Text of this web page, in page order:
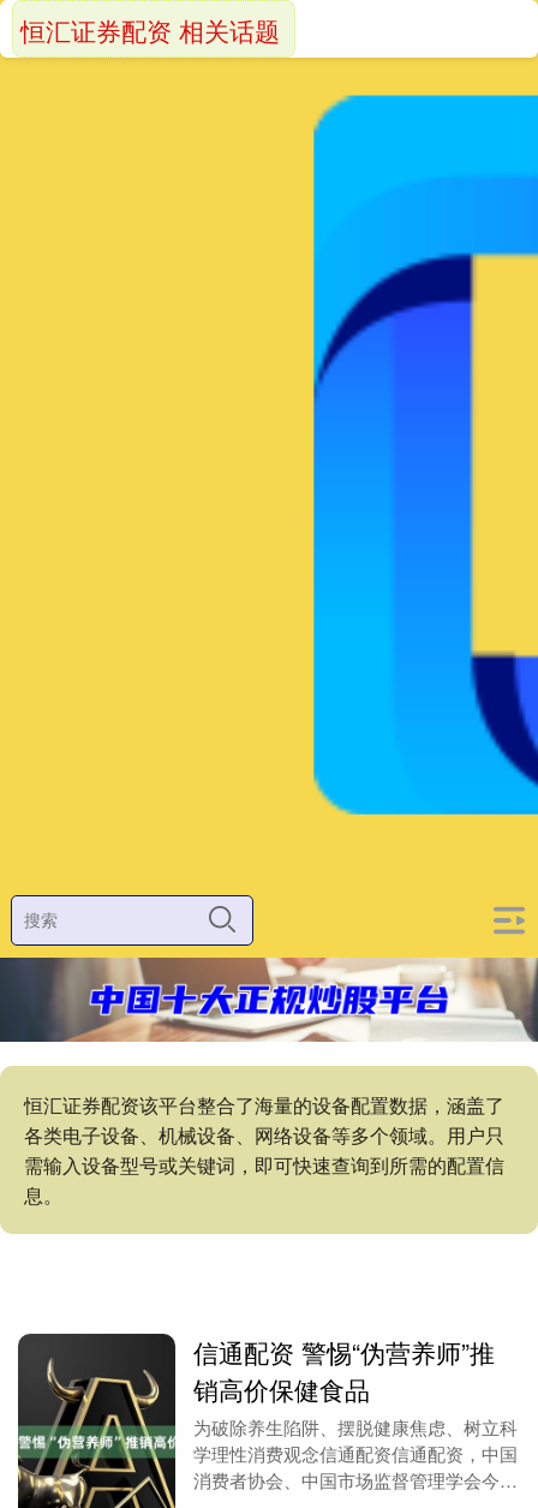
恒汇证券配资该平台整合了海量的设备配置数据，涵盖了
各类电子设备、机械设备、网络设备等多个领域。用户只
需输入设备型号或关键词，即可快速查询到所需的配置信
息。
恒汇证券配资 相关话题
信通配资 警惕“伪营养师”推
销高价保健食品
为破除养生陷阱、摆脱健康焦虑、树立科
学理性消费观念信通配资信通配资，中国
消费者协会、中国市场监督管理学会今天